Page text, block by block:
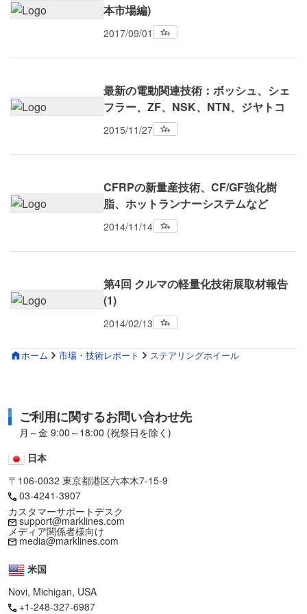
ホーム 市場・技術レポート ステアリングホイール
本市場編)
2017/09/01
最新の電動関連技術：ボッシュ、シェ
フラー、ZF、NSK、NTN、ジヤトコ
2015/11/27
CFRPの新量産技術、CF/GF強化樹
脂、ホットランナーシステムなど
2014/11/14
第4回 クルマの軽量化技術展取材報告
(1)
2014/02/13
ご利用に関するお問い合わせ先
月～金 9:00～18:00 (祝祭日を除く)
日本
〒106-0032 東京都港区六本木7-15-9
03-4241-3907
カスタマーサポートデスク
support@marklines.com
メディア関係者様向け
media@marklines.com
米国
Novi, Michigan, USA
+1-248-327-6987